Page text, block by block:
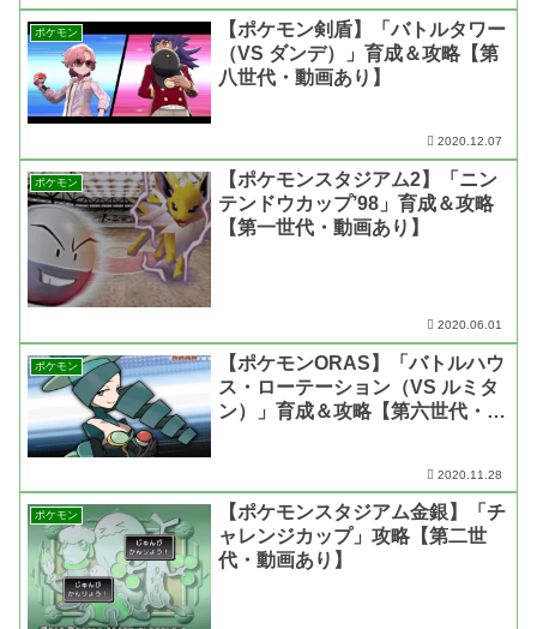
ポケモン
【ポケモン剣盾】「バトルタワー
（VS ダンデ）」育成＆攻略【第
八世代・動画あり】
2020.12.07
ポケモン
【ポケモンスタジアム2】「ニン
テンドウカップ’98」育成＆攻略
【第一世代・動画あり】
2020.06.01
ポケモン
【ポケモンORAS】「バトルハウ
ス・ローテーション（VS ルミタ
ン）」育成＆攻略【第六世代・動
2020.11.28
ポケモン
【ポケモンスタジアム金銀】「チ
ャレンジカップ」攻略【第二世
代・動画あり】